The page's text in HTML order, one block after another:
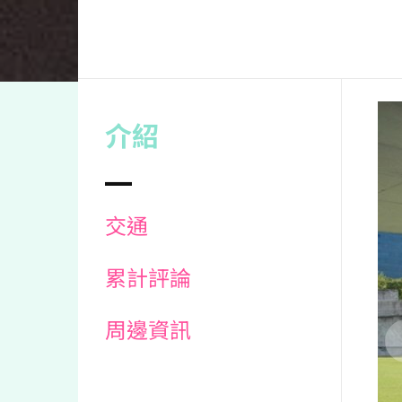
介紹
交通
累計評論
周邊資訊